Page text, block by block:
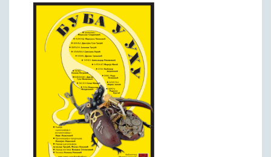
Развој и просторни размештај привреде
Пољопривреда
Шумарство
Грађевинарство
Саобраћај и везе
Угоститељство и туризам